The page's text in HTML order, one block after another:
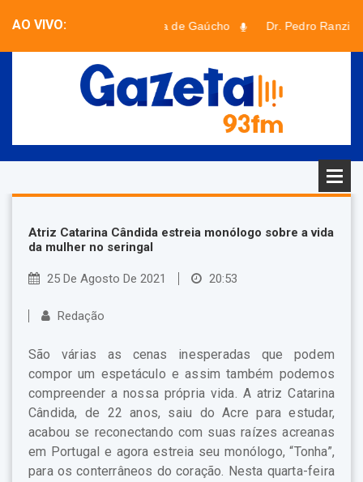
AO VIVO: Programa de Gaúcho
Dr. Pedro Ranzi e
Atriz Catarina Cândida estreia monólogo sobre a vida
da mulher no seringal
25 De Agosto De 2021 20:53
Redação
São várias as cenas inesperadas que podem
compor um espetáculo e assim também podemos
compreender a nossa própria vida. A atriz Catarina
Cândida, de 22 anos, saiu do Acre para estudar,
acabou se reconectando com suas raízes acreanas
em Portugal e agora estreia seu monólogo, “Tonha”,
para os conterrâneos do coração. Nesta quarta-feira